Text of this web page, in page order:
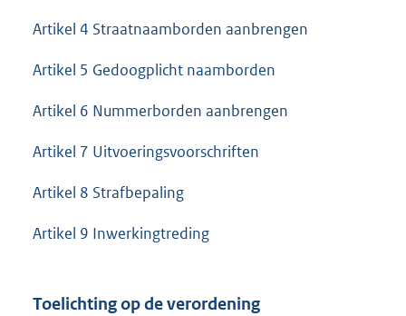
Artikel 4 Straatnaamborden aanbrengen
Artikel 5 Gedoogplicht naamborden
Artikel 6 Nummerborden aanbrengen
Artikel 7 Uitvoeringsvoorschriften
Artikel 8 Strafbepaling
Artikel 9 Inwerkingtreding
Toelichting op de verordening